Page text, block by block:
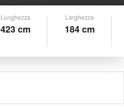
Lunghezza
423 cm
Larghezza
184 cm